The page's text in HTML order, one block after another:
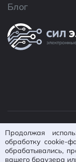
Блог
Политика
обработку ПД
Продолжая
обработку cookie-
обрабатывались,
вашего браузера